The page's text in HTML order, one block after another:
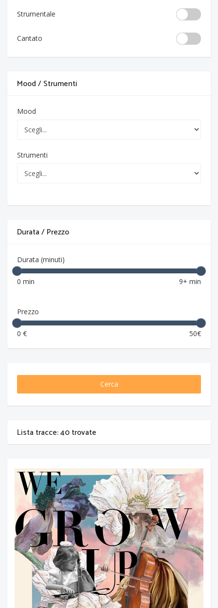
Strumentale
Cantato
Mood / Strumenti
Mood
Strumenti
Durata / Prezzo
Durata (minuti)
0 min 9+ min
Prezzo
0 € 50€
Cerca
Lista tracce: 40 trovate